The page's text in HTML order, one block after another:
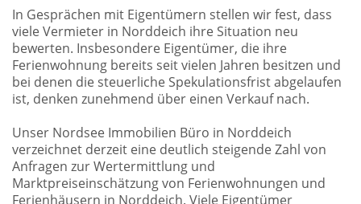
In Gesprächen mit Eigentümern stellen wir fest, dass
viele Vermieter in Norddeich ihre Situation neu
bewerten. Insbesondere Eigentümer, die ihre
Ferienwohnung bereits seit vielen Jahren besitzen und
bei denen die steuerliche Spekulationsfrist abgelaufen
ist, denken zunehmend über einen Verkauf nach.
Unser Nordsee Immobilien Büro in Norddeich
verzeichnet derzeit eine deutlich steigende Zahl von
Anfragen zur Wertermittlung und
Marktpreiseinschätzung von Ferienwohnungen und
Ferienhäusern in Norddeich. Viele Eigentümer